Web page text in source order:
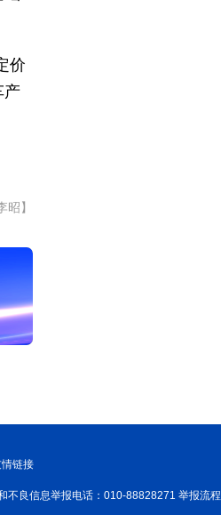
价
产
昭】
链接
不良信息举报电话：010-88828271 举报流程